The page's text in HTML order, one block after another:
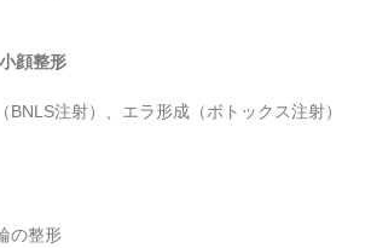
顔整形
BNLS注射）、エラ形成（ボトックス注射）
の整形